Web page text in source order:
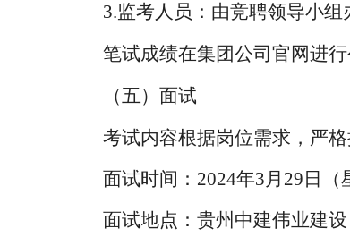
3.监考人员：由竞聘领导小组
笔试成绩在集团公司官网进
（五）面试
考试内容根据岗位需求，严格
面试时间： 2024年3月29日（
面试地点：贵州中建伟业建